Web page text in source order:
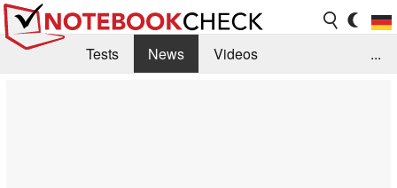
Tests News
Videos
...